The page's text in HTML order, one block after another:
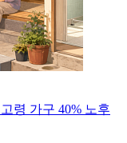
령 가구 40% 노후